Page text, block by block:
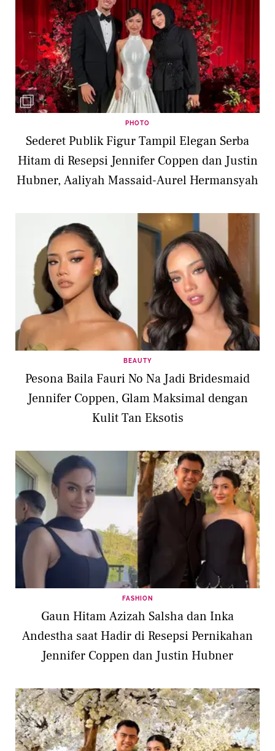
PHOTO
Sederet Publik Figur Tampil Elegan Serba
Hitam di Resepsi Jennifer Coppen dan Justin
Hubner, Aaliyah Massaid-Aurel Hermansyah
BEAUTY
Pesona Baila Fauri No Na Jadi Bridesmaid
Jennifer Coppen, Glam Maksimal dengan
Kulit Tan Eksotis
FASHION
Gaun Hitam Azizah Salsha dan Inka
Andestha saat Hadir di Resepsi Pernikahan
Jennifer Coppen dan Justin Hubner